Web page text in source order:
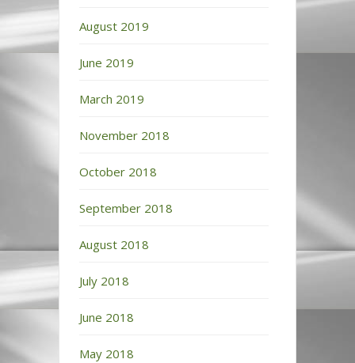
August 2019
June 2019
March 2019
November 2018
October 2018
September 2018
August 2018
July 2018
June 2018
May 2018